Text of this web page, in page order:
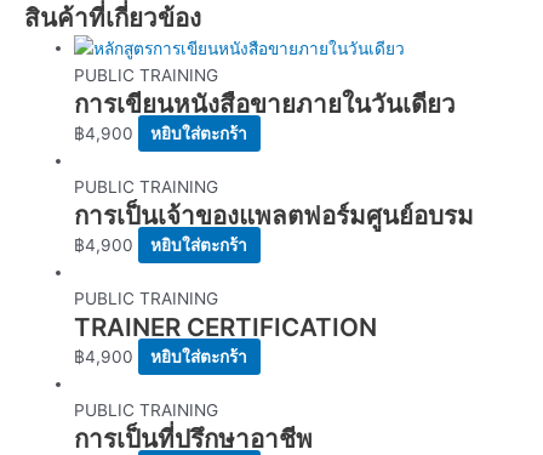
สินค้าที่เกี่ยวข้อง
PUBLIC TRAINING
การเขียนหนังสือขายภายในวันเดียว
฿4,900 หยิบใส่ตะกร้า
PUBLIC TRAINING
การเป็นเจ้าของแพลตฟอร์มศูนย์อบรม
฿4,900 หยิบใส่ตะกร้า
PUBLIC TRAINING
TRAINER CERTIFICATION
฿4,900 หยิบใส่ตะกร้า
PUBLIC TRAINING
การเป็นที่ปรึกษาอาชีพ